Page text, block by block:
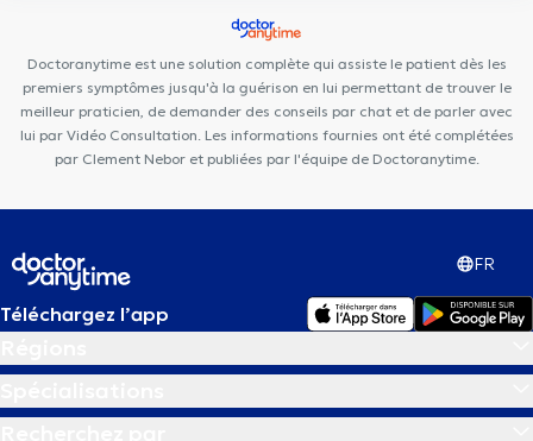
Doctoranytime est une solution complète qui assiste le patient dès les
premiers symptômes jusqu'à la guérison en lui permettant de trouver le
meilleur praticien, de demander des conseils par chat et de parler avec
lui par Vidéo Consultation. Les informations fournies ont été complétées
par Clement Nebor et publiées par l'équipe de Doctoranytime.
FR
Téléchargez l’app